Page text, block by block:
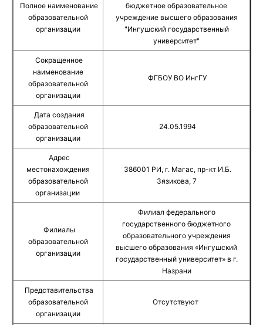
Полное наименование
образовательной
организации
бюджетное образовательное
учреждение высшего образования
"Ингушский государственный
университет"
Сокращенное
наименование
образовательной
организации
ФГБОУ ВО ИнгГУ
Дата создания
образовательной
организации
24.05.1994
Адрес
местонахождения
образовательной
организации
386001 РИ, г. Магас, пр-кт И.Б.
Зязикова, 7
Филиалы
образовательной
организации
Филиал федерального
государственного бюджетного
образовательного учреждения
высшего образования «Ингушский
государственный университет» в г.
Назрани
Представительства
образовательной
организации
Отсутствуют